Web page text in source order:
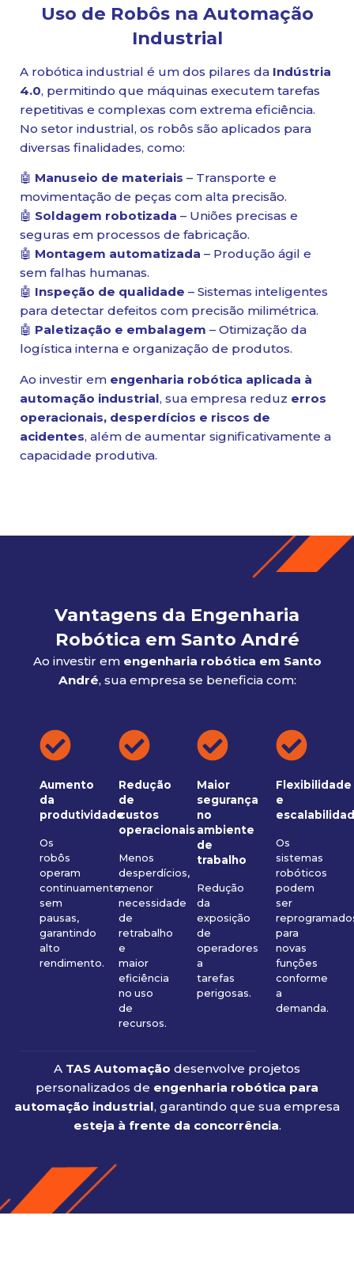
Uso de Robôs na Automação
Industrial
A robótica industrial é um dos pilares da Indústria
4.0, permitindo que máquinas executem tarefas
repetitivas e complexas com extrema eficiência.
No setor industrial, os robôs são aplicados para
diversas finalidades, como:
🤖 Manuseio de materiais – Transporte e
movimentação de peças com alta precisão.
🤖 Soldagem robotizada – Uniões precisas e
seguras em processos de fabricação.
🤖 Montagem automatizada – Produção ágil e
sem falhas humanas.
🤖 Inspeção de qualidade – Sistemas inteligentes
para detectar defeitos com precisão milimétrica.
🤖 Paletização e embalagem – Otimização da
logística interna e organização de produtos.
Ao investir em engenharia robótica aplicada à
automação industrial, sua empresa reduz erros
operacionais, desperdícios e riscos de
acidentes, além de aumentar significativamente a
capacidade produtiva.
Vantagens da Engenharia
Robótica em Santo André
Ao investir em engenharia robótica em Santo
André, sua empresa se beneficia com:
Aumento
da
produtividade
Os
robôs
operam
continuamente,
sem
pausas,
garantindo
alto
rendimento.
Redução
de
custos
operacionais
Menos
desperdícios,
menor
necessidade
de
retrabalho
e
maior
eficiência
no uso
de
recursos.
Maior
segurança
no
ambiente
de
trabalho
Redução
da
exposição
de
operadores
a
tarefas
perigosas.
Flexibilidade
e
Os
sistemas
robóticos
podem
ser
para
novas
funções
conforme
a
demanda.
A TAS Automação desenvolve projetos
personalizados de engenharia robótica para
automação industrial, garantindo que sua empresa
esteja à frente da concorrência.